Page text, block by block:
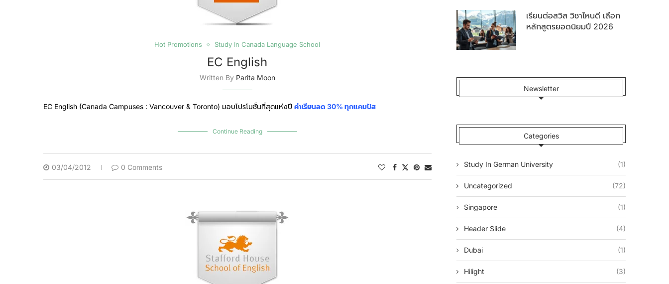
Hot Promotions Study In Canada Language School
EC English
Written By Parita Moon
EC English (Canada Campuses : Vancouver & Toronto) มอบโปรโมชั่นที่สุดแห่งปี ค่าเรียนลด 30% ทุกแคมปัส
Continue Reading
03/04/2012 0 Comments
เรียนต่อสวิส วิชาไหนดี เลือก
หลักสูตรยอดนิยมปี 2026
Newsletter
Categories
Study In German University (1)
Uncategorized (72)
Singapore (1)
Header Slide (4)
Dubai (1)
Hilight (3)